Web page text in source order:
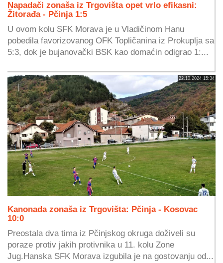
Napadači zonaša iz Trgovišta opet vrlo efikasni:
Žitorađa - Pčinja 1:5
U ovom kolu SFK Morava je u Vladičinom Hanu
pobedila favorizovanog OFK Topličanina iz Prokuplja sa
5:3, dok je bujanovački BSK kao domaćin odigrao 1:...
22.10.2024 15:34
Kanonada zonaša iz Trgovišta: Pčinja - Kosovac
10:0
Preostala dva tima iz Pčinjskog okruga doživeli su
poraze protiv jakih protivnika u 11. kolu Zone
Jug.Hanska SFK Morava izgubila je na gostovanju od...